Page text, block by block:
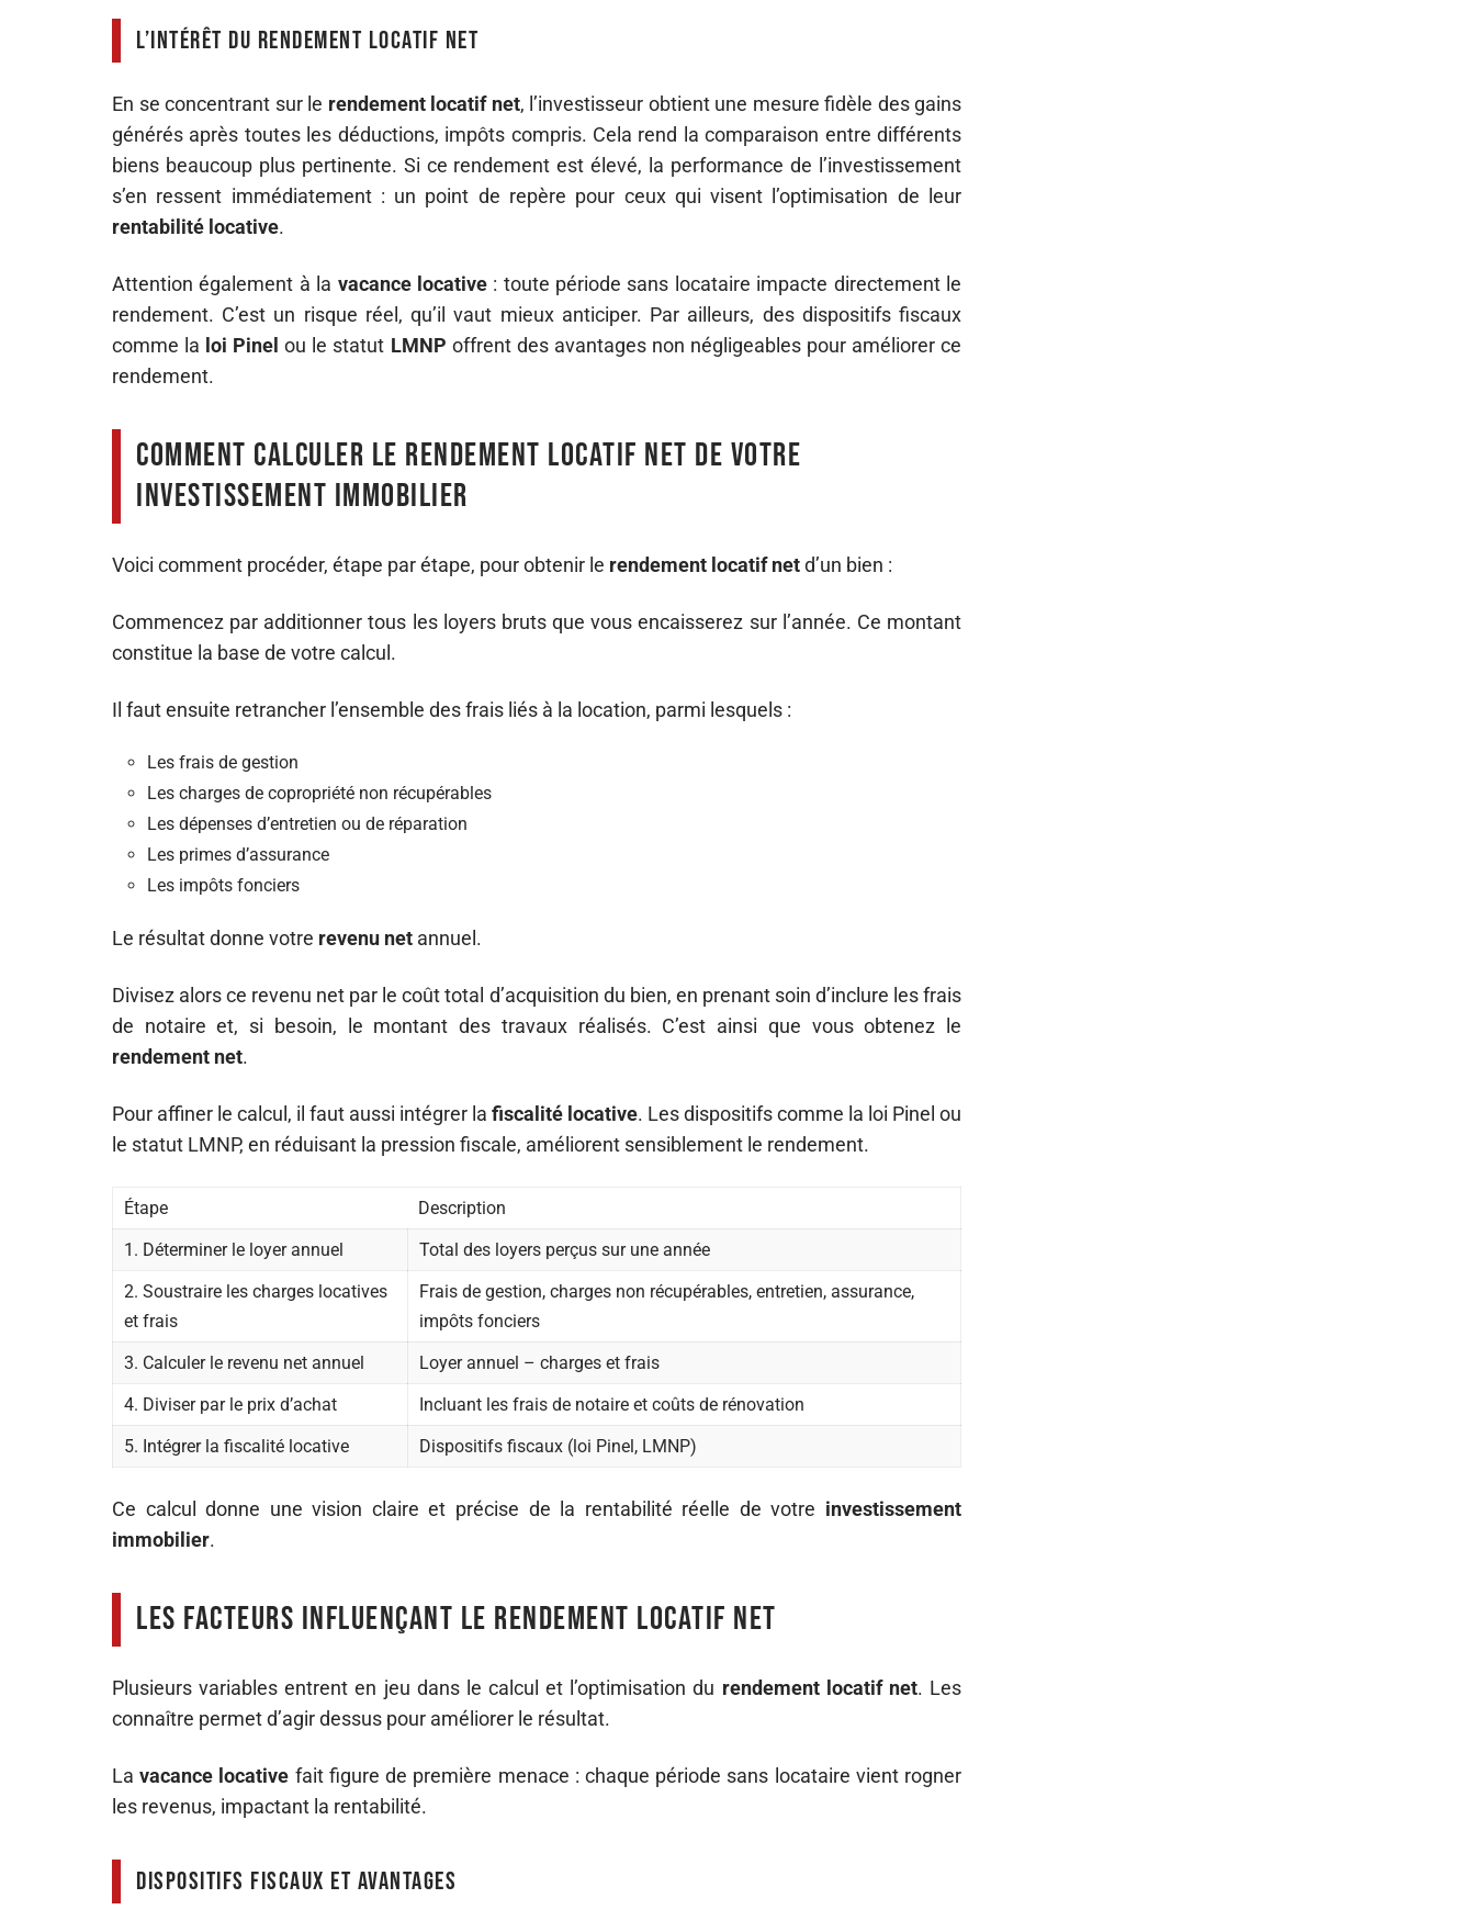
L’intérêt du rendement locatif net
En se concentrant sur le rendement locatif net, l’investisseur obtient une mesure fidèle des gains
générés après toutes les déductions, impôts compris. Cela rend la comparaison entre différents
biens beaucoup plus pertinente. Si ce rendement est élevé, la performance de l’investissement
s’en ressent immédiatement : un point de repère pour ceux qui visent l’optimisation de leur
rentabilité locative.
Attention également à la vacance locative: toute période sans locataire impacte directement le
rendement. C’est un risque réel, qu’il vaut mieux anticiper. Par ailleurs, des dispositifs fiscaux
comme la loi Pinel ou le statut LMNP offrent des avantages non négligeables pour améliorer ce
rendement.
Comment calculer le rendement locatif net de votre
investissement immobilier
Voici comment procéder, étape par étape, pour obtenir le rendement locatif netd’un bien :
Commencez par additionner tous les loyers bruts que vous encaisserez sur l’année. Ce montant
constitue la base de votre calcul.
Il faut ensuite retrancher l’ensemble des frais liés à la location, parmi lesquels :
Les frais de gestion
Les charges de copropriété non récupérables
Les dépenses d’entretien ou de réparation
Les primes d’assurance
Les impôts fonciers
Le résultat donne votre revenu net annuel.
Divisez alors ce revenu net par le coût total d’acquisition du bien, en prenant soin d’inclure les frais
de notaire et, si besoin, le montant des travaux réalisés. C’est ainsi que vous obtenez le
rendement net.
Pour affiner le calcul, il faut aussi intégrer la fiscalité locative. Les dispositifs comme la loi Pinel ou
le statut LMNP, en réduisant la pression fiscale, améliorent sensiblement le rendement.
Étape
Description
1. Déterminer le loyer annuel
Total des loyers perçus sur une année
2. Soustraire les charges locatives
et frais
Frais de gestion, charges non récupérables, entretien, assurance,
impôts fonciers
3. Calculer le revenu net annuel
Loyer annuel – charges et frais
4. Diviser par le prix d’achat
Incluant les frais de notaire et coûts de rénovation
5. Intégrer la fiscalité locative
Dispositifs fiscaux (loi Pinel, LMNP)
Ce calcul donne une vision claire et précise de la rentabilité réelle de votre investissement
immobilier.
Les facteurs influençant le rendement locatif net
Plusieurs variables entrent en jeu dans le calcul et l’optimisation du rendement locatif net. Les
connaître permet d’agir dessus pour améliorer le résultat.
Lavacance locative fait figure de première menace : chaque période sans locataire vient rogner
les revenus, impactant la rentabilité.
Dispositifs fiscaux et avantages